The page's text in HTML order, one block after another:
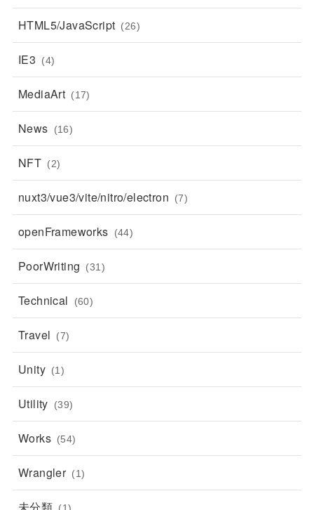
HTML5/JavaScript (26)
IE3 (4)
MediaArt (17)
News (16)
NFT (2)
nuxt3/vue3/vite/nitro/electron (7)
openFrameworks (44)
PoorWriting (31)
Technical (60)
Travel (7)
Unity (1)
Utility (39)
Works (54)
Wrangler (1)